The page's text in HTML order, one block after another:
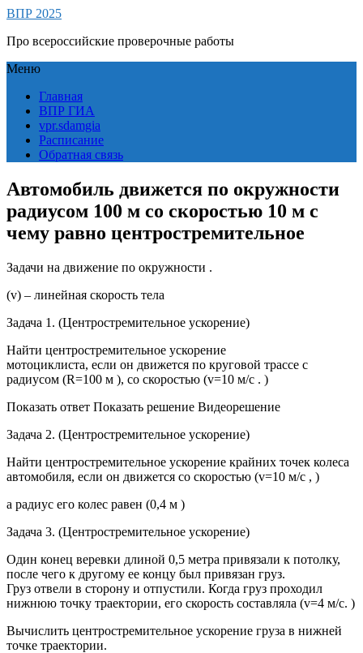
ВПР 2025
Про всероссийские проверочные работы
Меню
Главная
ВПР ГИА
vpr.sdamgia
Расписание
Обратная связь
Автомобиль движется по окружности
радиусом 100 м со скоростью 10 м с
чему равно центростремительное
Задачи на движение по окружности .
(v) – линейная скорость тела
Задача 1. (Центростремительное ускорение)
Найти центростремительное ускорение
мотоциклиста, если он движется по круговой трассе с
радиусом (R=100 м ), со скоростью (v=10 м/с . )
Показать ответ Показать решение Видеорешение
Задача 2. (Центростремительное ускорение)
Найти центростремительное ускорение крайних точек колеса
автомобиля, если он движется со скоростью (v=10 м/с , )
а радиус его колес равен (0,4 м )
Задача 3. (Центростремительное ускорение)
Один конец веревки длиной 0,5 метра привязали к потолку,
после чего к другому ее концу был привязан груз.
Груз отвели в сторону и отпустили. Когда груз проходил
нижнюю точку траектории, его скорость составляла (v=4 м/с. )
Вычислить центростремительное ускорение груза в нижней
точке траектории.